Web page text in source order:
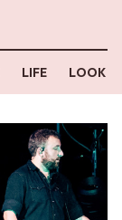
LIFE LOOK